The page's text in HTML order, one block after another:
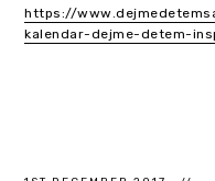
https://
kalendar-dejme-detem-